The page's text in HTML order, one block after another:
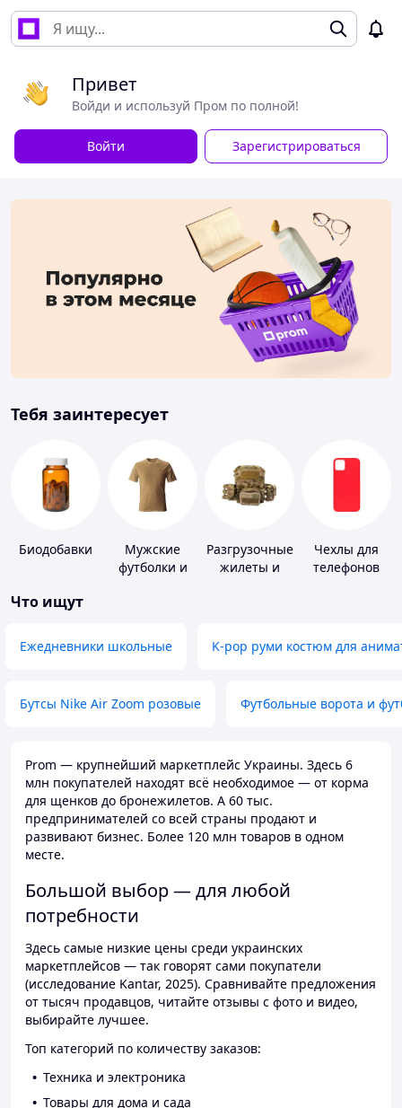
Привет
Войди и используй Пром по полной!
Войти Зарегистрироваться
Тебя заинтересует
Биодобавки
Мужские
футболки и
Разгрузочные
жилеты и
Чехлы для
телефонов
Что ищут
Ежедневники школьные K-pop руми костюм для
Бутсы Nike Air Zoom розовые Футбольные ворота и
Prom — крупнейший маркетплейс Украины. Здесь 6
млн покупателей находят всё необходимое — от корма
для щенков до бронежилетов. А 60 тыс.
предпринимателей со всей страны продают и
развивают бизнес. Более 120 млн товаров в одном
месте.
Большой выбор — для любой
потребности
Здесь самые низкие цены среди украинских
маркетплейсов — так говорят сами покупатели
(исследование Kantar, 2025). Сравнивайте предложения
от тысяч продавцов, читайте отзывы с фото и видео,
выбирайте лучшее.
Топ категорий по количеству заказов:
Техника и электроника
Товары для дома и сада